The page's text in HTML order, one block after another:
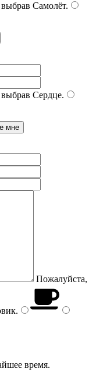
Самолёт.
Сердце.
Пожалуйста,
.
время.